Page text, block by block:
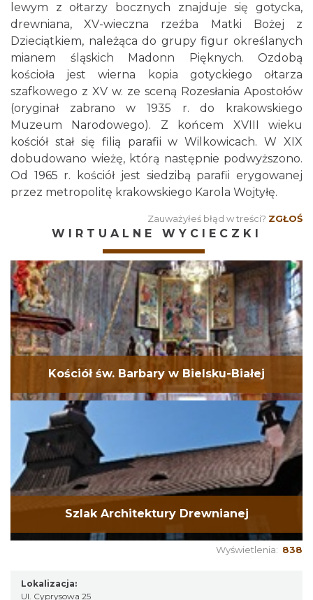
lewym z ołtarzy bocznych znajduje się gotycka,
drewniana, XV-wieczna rzeźba Matki Bożej z
Dzieciątkiem, należąca do grupy figur określanych
mianem śląskich Madonn Pięknych. Ozdobą
kościoła jest wierna kopia gotyckiego ołtarza
szafkowego z XV w. ze sceną Rozesłania Apostołów
(oryginał zabrano w 1935 r. do krakowskiego
Muzeum Narodowego). Z końcem XVIII wieku
kościół stał się filią parafii w Wilkowicach. W XIX
dobudowano wieżę, którą następnie podwyższono.
Od 1965 r. kościół jest siedzibą parafii erygowanej
przez metropolitę krakowskiego Karola Wojtyłę.
Zauważyłeś błąd w treści? ZGŁOŚ
WIRTUALNE WYCIECZKI
Kościół św. Barbary w Bielsku-Białej
Szlak Architektury Drewnianej
Wyświetlenia: 838
Lokalizacja:
Ul. Cyprysowa 25